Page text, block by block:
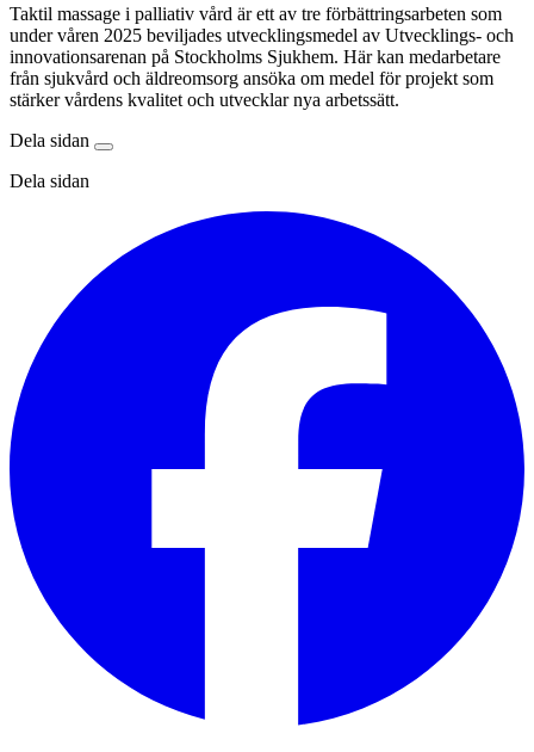
Taktil massage i palliativ vård är ett av tre förbättringsarbeten som
under våren 2025 beviljades utvecklingsmedel av Utvecklings- och
innovationsarenan på Stockholms Sjukhem. Här kan medarbetare
från sjukvård och äldreomsorg ansöka om medel för projekt som
stärker vårdens kvalitet och utvecklar nya arbetssätt.
Dela sidan
Dela sidan